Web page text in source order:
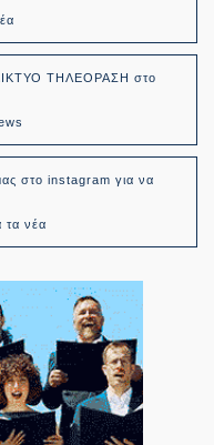
ΔΙΚΤΥΟ ΤΗΛΕΟΡΑΣΗ στο
στο instagram για να
τα νέα